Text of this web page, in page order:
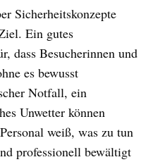
Sicherheitskonzepte
Ein gutes
dass Besucherinnen und
es bewusst
Notfall, ein
Unwetter können
weiß, was zu tun
professionell bewältigt